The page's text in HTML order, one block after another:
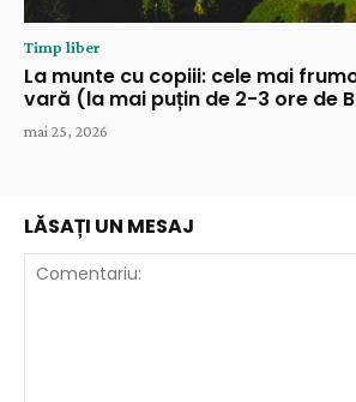
Timp liber
La munte cu copiii: cele mai
vară (la mai puțin de 2-3 ore de
mai 25, 2026
LĂSAȚI UN MESAJ